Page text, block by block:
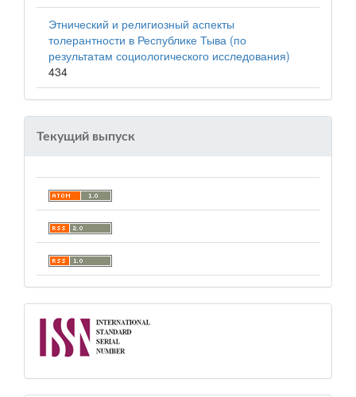
Этнический и религиозный аспекты
толерантности в Республике Тыва (по
результатам социологического исследования)
434
Текущий выпуск